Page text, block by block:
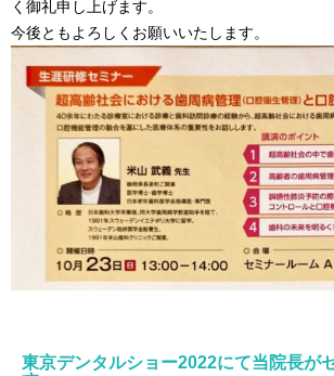
く御礼申し上げます。
今後ともよろしくお願いいたします。
東京デンタルショー2022にて当院長が